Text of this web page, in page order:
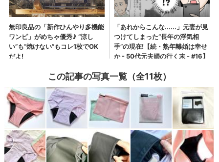
この記事の写真一覧（全11枚）